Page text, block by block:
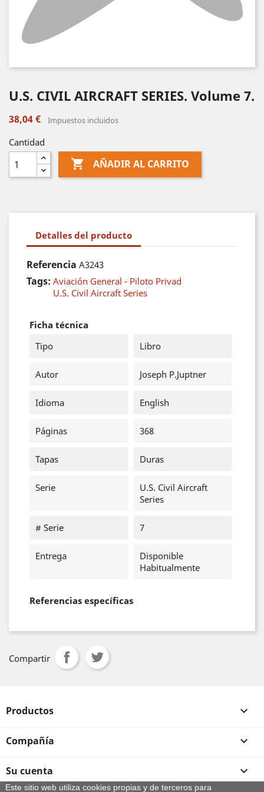
U.S. CIVIL AIRCRAFT SERIES. Volume 7.
38,04 € Impuestos incluidos
Cantidad
 AÑADIR AL CARRITO
Detalles del producto
Referencia A3243
Tags: Aviación General - Piloto Privad
U.S. Civil Aircraft Series
Ficha técnica
Tipo
Libro
Autor Joseph P.Juptner
Idioma English
Páginas 368
Tapas Duras
Serie
U.S. Civil Aircraft
Series
# Serie 7
Entrega
Disponible
Habitualmente
Referencias específicas
Compartir
Productos 
Compañía 
Su cuenta 
Este sitio web utiliza cookies propias y de terceros para